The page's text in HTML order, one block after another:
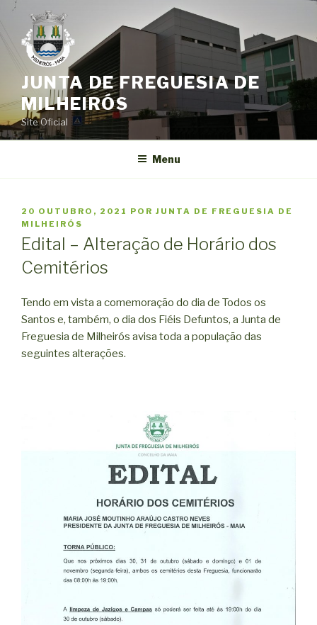
Saltar
o
conteúdo
JUNTA DE FREGUESIA DE
MILHEIRÓS
Site Oficial
Menu
PUBLICADO
EM
20 OUTUBRO, 2021 POR JUNTA DE FREGUESIA DE
MILHEIRÓS
Edital – Alteração de Horário dos
Cemitérios
Tendo em vista a comemoração do dia de Todos os
Santos e, também, o dia dos Fiéis Defuntos, a Junta de
Freguesia de Milheirós avisa toda a população das
seguintes alterações.